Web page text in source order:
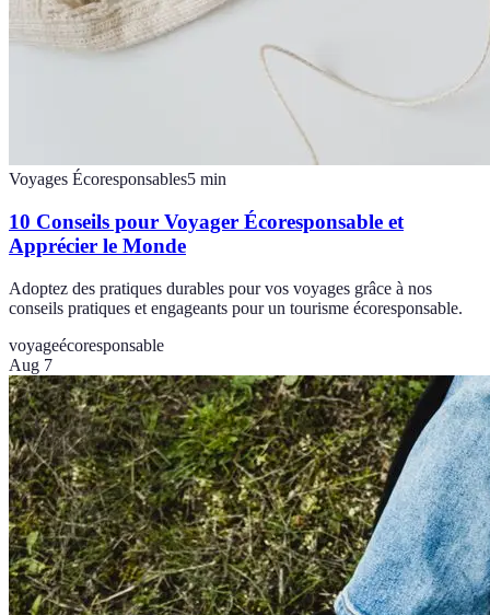
Voyages Écoresponsables5 min
10 Conseils pour Voyager Écoresponsable et
Apprécier le Monde
Adoptez des pratiques durables pour vos voyages grâce à nos
conseils pratiques et engageants pour un tourisme écoresponsable.
voyageécoresponsable
Aug 7